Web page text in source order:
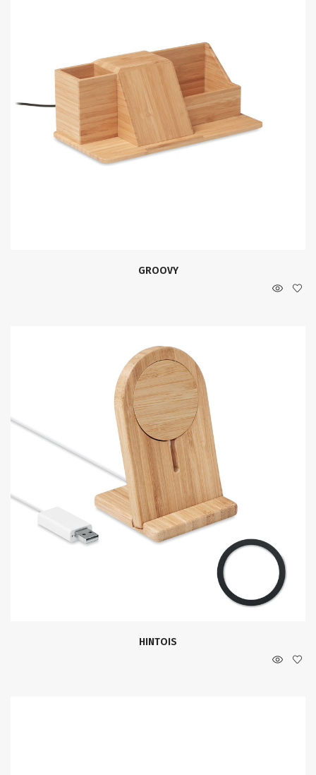
GROOVY
HINTOIS